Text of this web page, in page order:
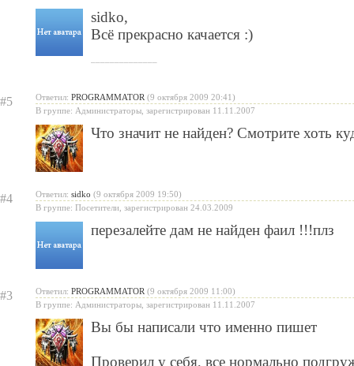
sidko,
Всё прекрасно качается :)
#5 Ответил: PROGRAMMATOR (9 октября 2009 20:41)
В группе: Администраторы, зарегистрирован 11.11.2007
Что значит не найден? Смотрите хоть
#4 Ответил: sidko (9 октября 2009 19:50)
В группе: Посетители, зарегистрирован 24.03.2009
перезалейте дам не найден фаил !!!плз
#3 Ответил: PROGRAMMATOR (9 октября 2009 11:00)
В группе: Администраторы, зарегистрирован 11.11.2007
Вы бы написали что именно пишет
Проверил у себя, все нормально